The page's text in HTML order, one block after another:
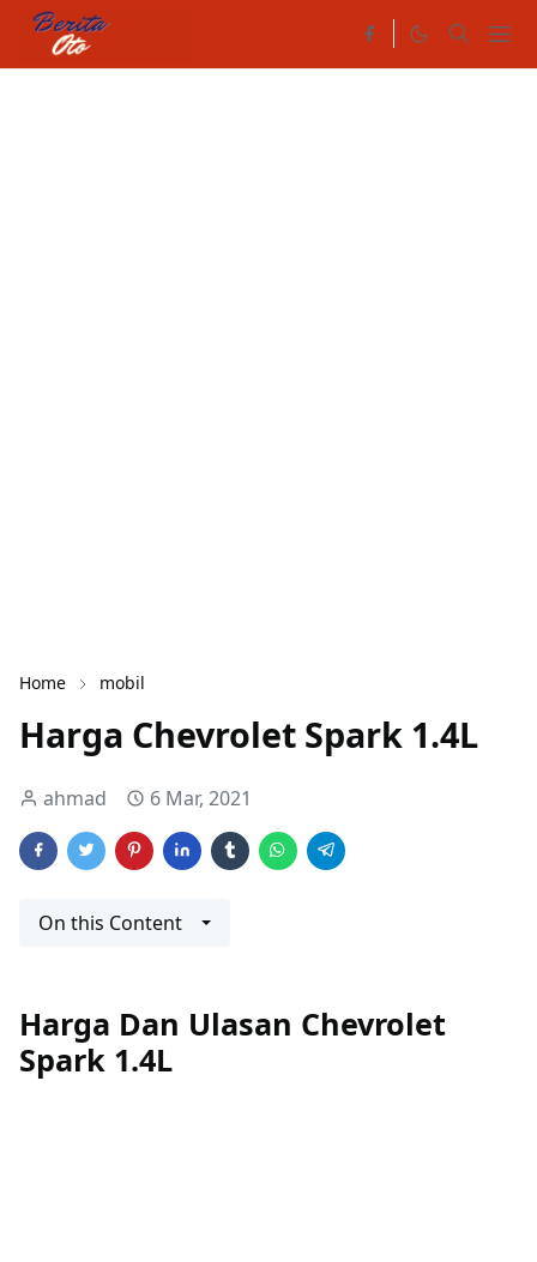
Home mobil
Harga Chevrolet Spark 1.4L
ahmad 6 Mar, 2021
On this Content
Harga Dan Ulasan Chevrolet
Spark 1.4L